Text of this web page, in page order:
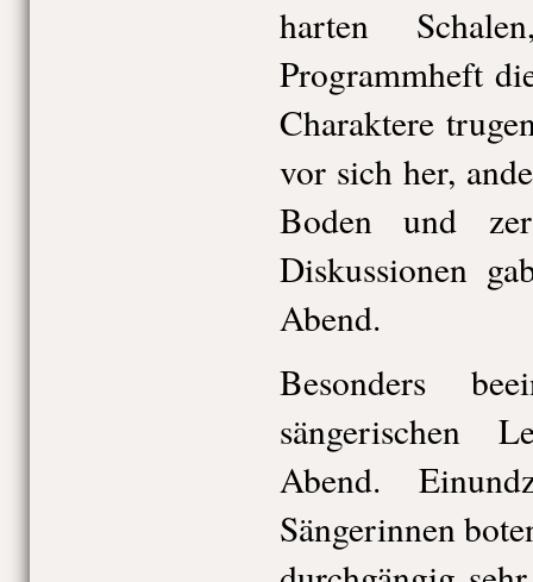
harten
Programmheft
Charaktere
vor sich her,
Boden und
Diskussionen
Abend.
Besonders
sängerischen
Abend.
Sängerinnen